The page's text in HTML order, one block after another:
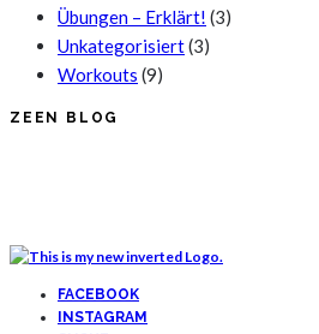
Übungen – Erklärt! (3)
Unkategorisiert(3)
Workouts (9)
ZEEN BLOG
FACEBOOK
INSTAGRAM